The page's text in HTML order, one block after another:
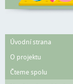
Úvodní strana
O projektu
Čteme spolu